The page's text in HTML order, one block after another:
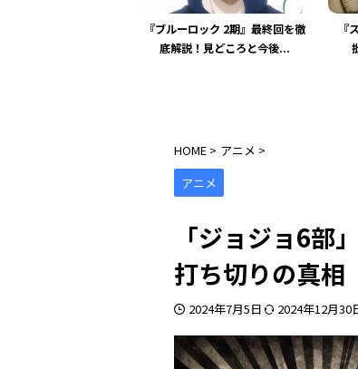
『スカイ キャッスル』 最終回の
批判に多い違和感と未回...
『
HOME > アニメ >
アニメ
「ジョジョ6部
打ち切りの真相
2024年7月5日 2024年12月30